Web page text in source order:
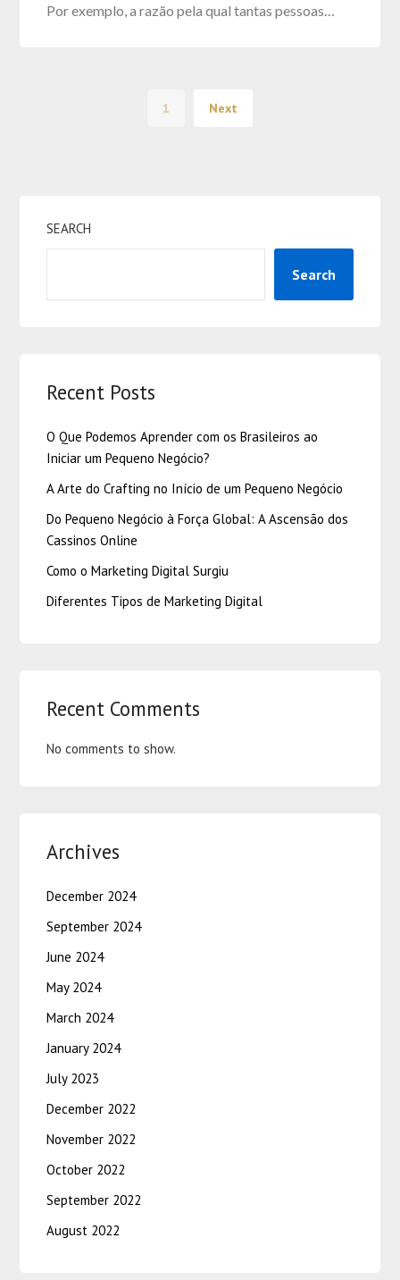
Por exemplo, a razão pela qual tantas pessoas…
1 Next
SEARCH
Search
Recent Posts
O Que Podemos Aprender com os Brasileiros ao
Iniciar um Pequeno Negócio?
A Arte do Crafting no Início de um Pequeno Negócio
Do Pequeno Negócio à Força Global: A Ascensão dos
Cassinos Online
Como o Marketing Digital Surgiu
Diferentes Tipos de Marketing Digital
Recent Comments
No comments to show.
Archives
December 2024
September 2024
June 2024
May 2024
March 2024
January 2024
July 2023
December 2022
November 2022
October 2022
September 2022
August 2022